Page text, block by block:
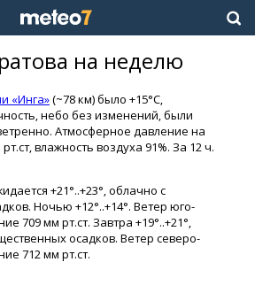
на неделю
«Инга»(~78 км) было +15°C,
небо без изменений, были
Атмосферное давление на
влажность воздуха 91%. За 12 ч.
+21°..+23°, облачно с
Ночью +12°..+14°. Ветер юго-
709 мм рт.ст. Завтра +19°..+21°,
осадков. Ветер северо-
712 мм рт.ст.